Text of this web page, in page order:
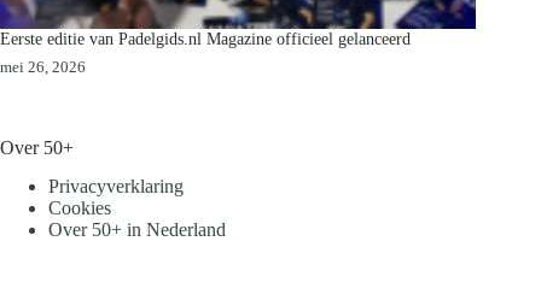
Eerste editie van Padelgids.nl Magazine officieel gelanceerd
mei 26, 2026
Over 50+
Privacyverklaring
Cookies
Over 50+ in Nederland